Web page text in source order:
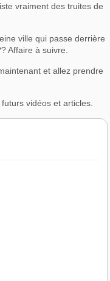
vraiment des truites de
ville qui passe derrière
Affaire à suivre.
et allez prendre
vidéos et articles.